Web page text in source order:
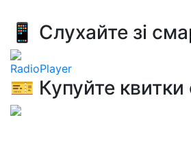
📱 Слухайте зі
RadioPlayer
🎫 Купуйте квитки